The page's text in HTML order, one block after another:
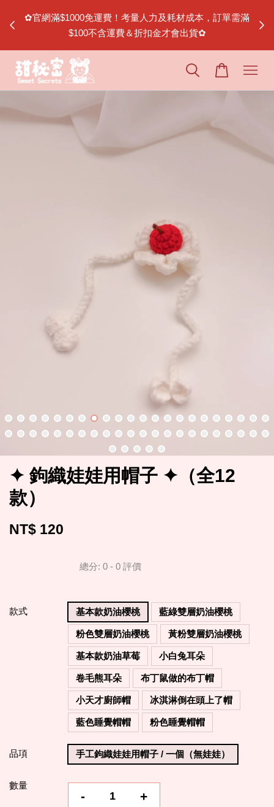
✿官網滿$1000免運費！考量人力及耗材成本，訂單需滿
$100不含運費＆折扣金才會出貨✿
✦ 鉤織娃娃用帽子 ✦（全12
款）
NT$ 120
總分: 0 - 0 評價
款式 基本款奶油櫻桃 藍綠雙層奶油櫻桃
粉色雙層奶油櫻桃 黃粉雙層奶油櫻桃
基本款奶油草莓 小白兔耳朵
卷毛熊耳朵 布丁鼠做的布丁帽
小天才廚師帽 冰淇淋倒在頭上了帽
藍色睡覺帽帽 粉色睡覺帽帽
品項 手工鉤織娃娃用帽子 / 一個（無娃娃）
數量
- +